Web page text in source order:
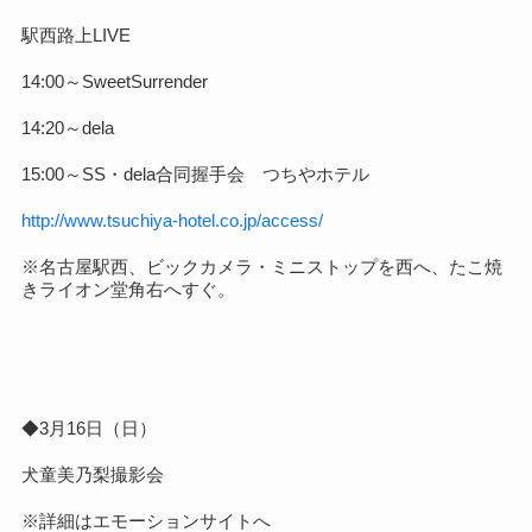
駅西路上LIVE
14:00～SweetSurrender
14:20～dela
15:00～SS・dela合同握手会 つちやホテル
http://www.tsuchiya-hotel.co.jp/access/
※名古屋駅西、ビックカメラ・ミニストップを西へ、たこ焼
きライオン堂角右へすぐ。
◆3月16日（日）
犬童美乃梨撮影会
※詳細はエモーションサイトへ